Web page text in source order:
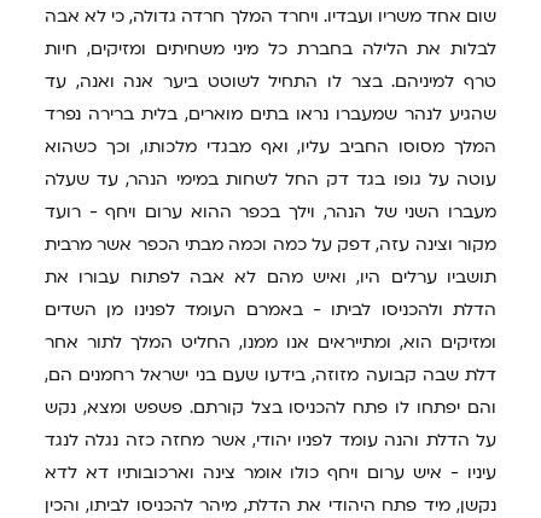
שום אחד משריו ועבדיו. ויחרד המלך חרדה גדולה, כי לא אבה
לבלות את הלילה בחברת כל מיני משחיתים ומזיקים, חיות
טרף למיניהם. בצר לו התחיל לשוטט ביער אנה ואנה, עד
שהגיע לנהר שמעברו נראו בתים מוארים, בלית ברירה נפרד
המלך מסוסו החביב עליו, ואף מבגדי מלכותו, וכך כשהוא
עוטה על גופו בגד דק החל לשחות במימי הנהר, עד שעלה
מעברו השני של הנהר, וילך בכפר ההוא ערום ויחף - רועד
מקור וצינה עזה, דפק על כמה וכמה מבתי הכפר אשר מרבית
תושביו ערלים היו, ואיש מהם לא אבה לפתוח עבורו את
הדלת ולהכניסו לביתו - באמרם העומד לפנינו מן השדים
ומזיקים הוא, ומתייראים אנו ממנו, החליט המלך לתור אחר
דלת שבה קבועה מזוזה, בידעו שעם בני ישראל רחמנים הם,
והם יפתחו לו פתח להכניסו בצל קורתם. פשפש ומצא, נקש
על הדלת והנה עומד לפניו יהודי, אשר מחזה כזה נגלה לנגד
עיניו - איש ערום ויחף כולו אומר צינה וארכובותיו דא לדא
נקשן, מיד פתח היהודי את הדלת, מיהר להכניסו לביתו, והכין